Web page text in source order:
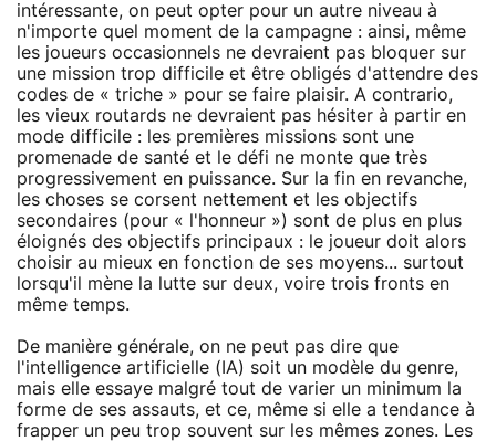
intéressante, on peut opter pour un autre niveau à
n'importe quel moment de la campagne : ainsi, même
les joueurs occasionnels ne devraient pas bloquer sur
une mission trop difficile et être obligés d'attendre des
codes de « triche » pour se faire plaisir. A contrario,
les vieux routards ne devraient pas hésiter à partir en
mode difficile : les premières missions sont une
promenade de santé et le défi ne monte que très
progressivement en puissance. Sur la fin en revanche,
les choses se corsent nettement et les objectifs
secondaires (pour « l'honneur ») sont de plus en plus
éloignés des objectifs principaux : le joueur doit alors
choisir au mieux en fonction de ses moyens... surtout
lorsqu'il mène la lutte sur deux, voire trois fronts en
même temps.
De manière générale, on ne peut pas dire que
l'intelligence artificielle (IA) soit un modèle du genre,
mais elle essaye malgré tout de varier un minimum la
forme de ses assauts, et ce, même si elle a tendance à
frapper un peu trop souvent sur les mêmes zones. Les